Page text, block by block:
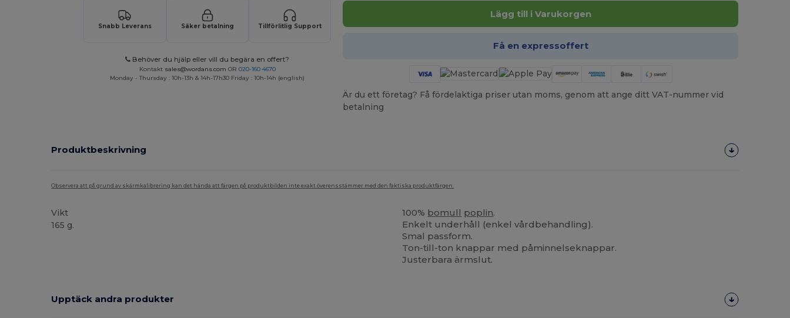
Snabb Leverans Säker betalning Tillförlitlig Support
Behöver du hjälp eller vill du begära en offert?
Kontakt sales@wordans.com OR 020-160 4670
Monday - Thursday : 10h-13h & 14h-17h30 Friday : 10h-14h (english)
Lägg till i Varukorgen
Få en expressoffert
Är du ett företag? Få fördelaktiga priser utan moms, genom att ange ditt VAT-nummer vid
betalning
Produktbeskrivning
Observera att på grund av skärmkalibrering kan det hända att färgen på produktbilden inte exakt överensstämmer med den faktiska produktfärgen.
Vikt
165 g.
100% bomull poplin.
Enkelt underhåll (enkel vårdbehandling).
Smal passform.
Ton-till-ton knappar med påminnelseknappar.
Justerbara ärmslut.
Upptäck andra produkter